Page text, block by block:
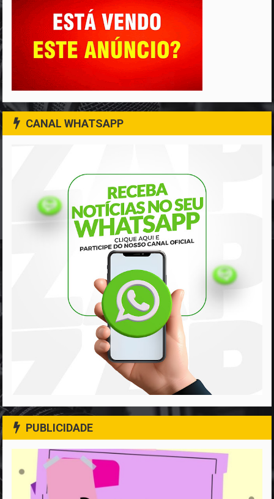
CANAL WHATSAPP
PUBLICIDADE